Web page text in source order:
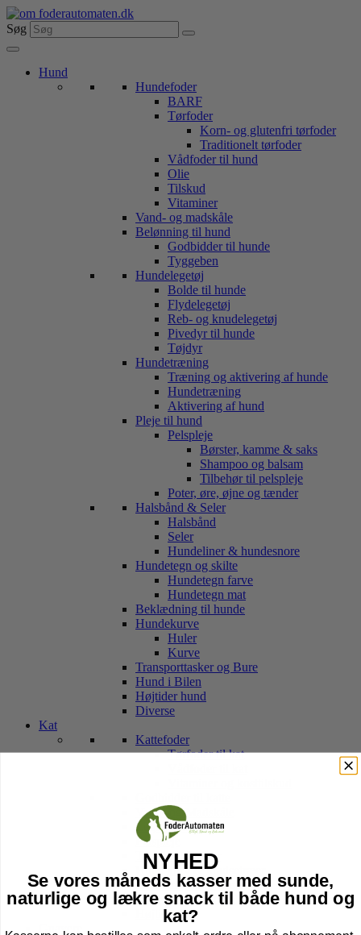
Videre
til
indhold
Søg
Hund
Hundefoder
BARF
Tørfoder
Korn- og glutenfri tørfoder
Traditionelt tørfoder
Vådfoder til hund
Olie
Tilskud
Vitaminer
Vand- og madskåle
Belønning til hund
Godbidder til hunde
Tyggeben
Hundelegetøj
Bolde til hunde
Flydelegetøj
Reb- og knudelegetøj
Pivedyr til hunde
Tøjdyr
Hundetræning
Træning og aktivering af hunde
Hundetræning
Aktivering af hund
Pleje til hund
Pelspleje
Børster, kamme & saks
Shampoo og balsam
Tilbehør til pelspleje
Poter, øre, øjne og tænder
Halsbånd & Seler
Halsbånd
Seler
Hundeliner & hundesnore
Hundetegn og skilte
Hundetegn farve
Hundetegn mat
Beklædning til hunde
Hundekurve
Huler
Kurve
Transporttasker og Bure
Hund i Bilen
Højtider hund
Diverse
Kat
Kattefoder
Tørfoder til kat
Vand- og Madskåle
Legetøj til kat
Pelspleje
Transport Tasker
Hule, kurv & kradsetræer
Halsbånd, sele, line & tegn
Kattebakker & tilbehør
Højtider kat
Gnavere
NYHED
Se vores måneds kasser med sunde,
naturlige og lækre snack til både hund og
kat?